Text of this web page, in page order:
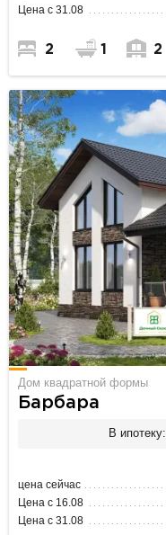
Цена с 31.08
2 1 2
Дом квадратной формы
Барбара
В ипотеку:
цена сейчас
Цена с 16.08
Цена с 31.08